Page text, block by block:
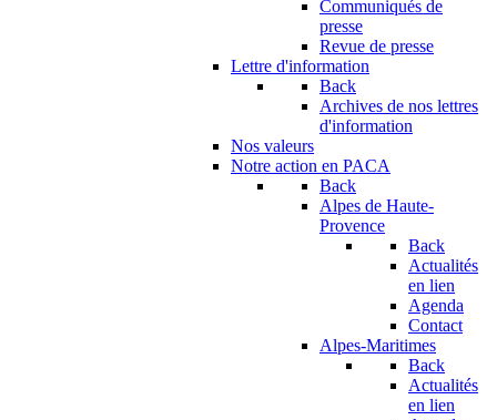
Communiqués de
presse
Revue de presse
Lettre d'information
Back
Archives de nos lettres
d'information
Nos valeurs
Notre action en PACA
Back
Alpes de Haute-
Provence
Back
Actualités
en lien
Agenda
Contact
Alpes-Maritimes
Back
Actualités
en lien